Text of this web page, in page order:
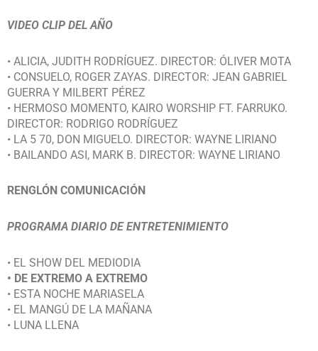
VIDEO CLIP DEL AÑO
• ALICIA, JUDITH RODRÍGUEZ. DIRECTOR: ÓLIVER MOTA
• CONSUELO, ROGER ZAYAS. DIRECTOR: JEAN GABRIEL
GUERRA Y MILBERT PÉREZ
• HERMOSO MOMENTO, KAIRO WORSHIP FT. FARRUKO.
DIRECTOR: RODRIGO RODRÍGUEZ
• LA 5 70, DON MIGUELO. DIRECTOR: WAYNE LIRIANO
• BAILANDO ASI, MARK B. DIRECTOR: WAYNE LIRIANO
RENGLÓN COMUNICACIÓN
PROGRAMA DIARIO DE ENTRETENIMIENTO
• EL SHOW DEL MEDIODIA
• DE EXTREMO A EXTREMO
• ESTA NOCHE MARIASELA
• EL MANGÚ DE LA MAÑANA
• LUNA LLENA